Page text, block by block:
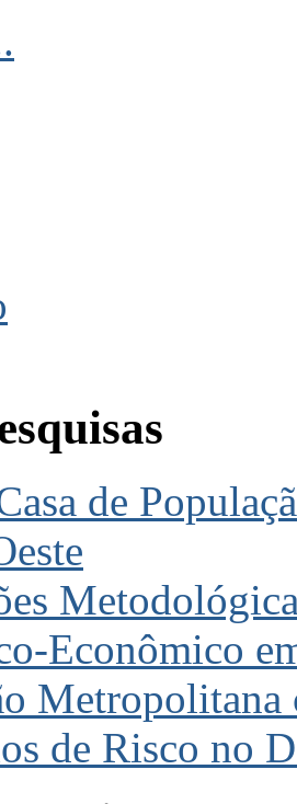
de
Econômico
de Risco no